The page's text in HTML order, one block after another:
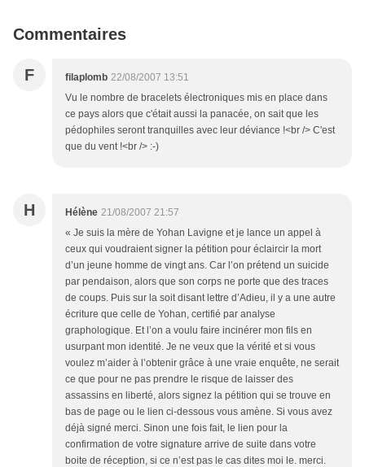
Commentaires
F filaplomb 22/08/2007 13:51
Vu le nombre de bracelets électroniques mis en place dans
ce pays alors que c'était aussi la panacée, on sait que les
pédophiles seront tranquilles avec leur déviance !<br /> C'est
que du vent !<br /> :-)
H Hélène 21/08/2007 21:57
« Je suis la mère de Yohan Lavigne et je lance un appel à
ceux qui voudraient signer la pétition pour éclaircir la mort
d’un jeune homme de vingt ans. Car l’on prétend un suicide
par pendaison, alors que son corps ne porte que des traces
de coups. Puis sur la soit disant lettre d’Adieu, il y a une autre
écriture que celle de Yohan, certifié par analyse
graphologique. Et l’on a voulu faire incinérer mon fils en
usurpant mon identité. Je ne veux que la vérité et si vous
voulez m’aider à l’obtenir grâce à une vraie enquête, ne serait
ce que pour ne pas prendre le risque de laisser des
assassins en liberté, alors signez la pétition qui se trouve en
bas de page ou le lien ci-dessous vous amène. Si vous avez
déjà signé merci. Sinon une fois fait, le lien pour la
confirmation de votre signature arrive de suite dans votre
boite de réception, si ce n’est pas le cas dites moi le. merci.